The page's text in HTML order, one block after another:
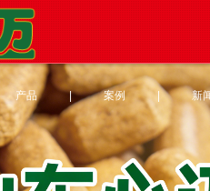
产品 | 案例 新